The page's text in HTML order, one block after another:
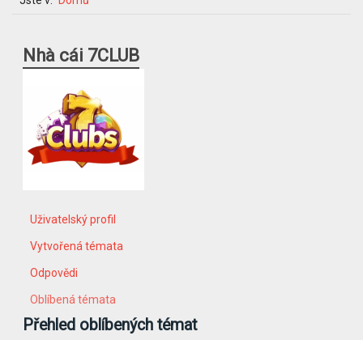
Nhà cái 7CLUB
Uživatelský profil
Vytvořená témata
Odpovědi
Oblíbená témata
Přehled oblíbených témat